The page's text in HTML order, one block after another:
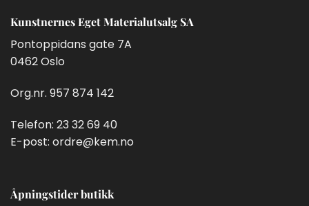
Kunstnernes Eget Materialutsalg SA
Pontoppidans gate 7A
0462 Oslo
Org.nr. 957 874 142
Telefon: 23 32 69 40
E-post: ordre@kem.no
Åpningstider butikk